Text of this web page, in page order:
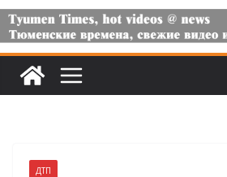
ДТП